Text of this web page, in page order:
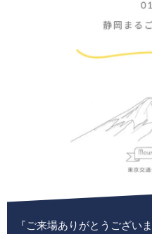
『ご来場ありがとうござい